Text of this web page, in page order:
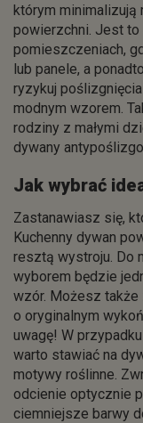
którym minimalizują
powierzchni. Jest
pomieszczeniach,
lub panele, a
ryzykuj
modnym wzorem.
rodziny z małymi
dywany
Jak wybrać
Zastanawiasz się,
Kuchenny dywan
resztą wystroju. Do
wyborem będzie
wzór. Możesz
o oryginalnym
uwagę! W
warto stawiać na
motywy roślinne.
odcienie optycznie
ciemniejsze barwy